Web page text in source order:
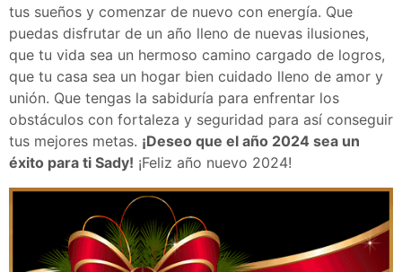
tus sueños y comenzar de nuevo con energía. Que
puedas disfrutar de un año lleno de nuevas ilusiones,
que tu vida sea un hermoso camino cargado de logros,
que tu casa sea un hogar bien cuidado lleno de amor y
unión. Que tengas la sabiduría para enfrentar los
obstáculos con fortaleza y seguridad para así conseguir
tus mejores metas. ¡Deseo que el año 2024 sea un
éxito para ti Sady! ¡Feliz año nuevo 2024!